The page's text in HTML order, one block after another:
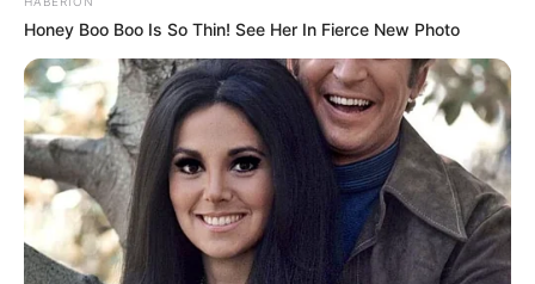
Ngelaba(TPI | 2004–2008)
Single
Aku dan Kamu Bisa (2020)
Jangan Jauh Dariku– bersama Anima (2008)
Quotes
Honey Boo Boo Is So Thin! See Her In Fierce New Photo